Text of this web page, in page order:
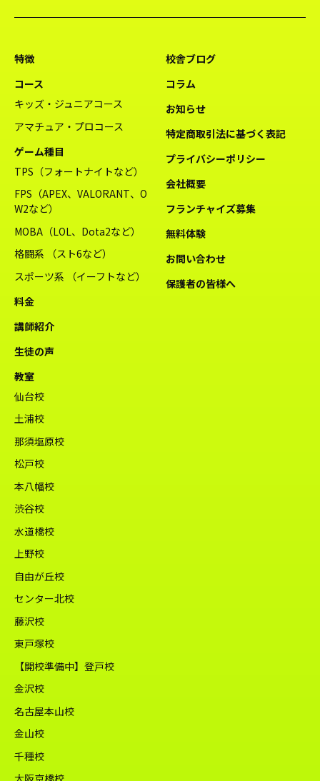
特徴
コース
キッズ・ジュニアコース
アマチュア・プロコース
ゲーム種目
TPS（フォートナイトなど）
FPS（APEX、VALORANT、O
W2など）
MOBA（LOL、Dota2など）
格闘系 （スト6など）
スポーツ系 （イーフトなど）
料金
講師紹介
生徒の声
教室
仙台校
土浦校
那須塩原校
松戸校
本八幡校
渋谷校
水道橋校
上野校
自由が丘校
センター北校
藤沢校
東戸塚校
【開校準備中】登戸校
金沢校
名古屋本山校
金山校
千種校
校舎ブログ
コラム
お知らせ
特定商取引法に基づく表記
プライバシーポリシー
会社概要
フランチャイズ募集
無料体験
お問い合わせ
保護者の皆様へ